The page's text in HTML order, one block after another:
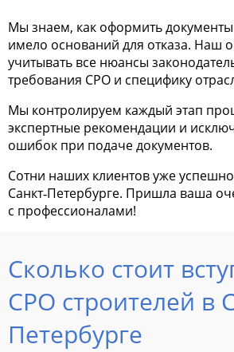
Мы знаем, как оформить
имело оснований для отказа. Наш
учитывать все нюансы
требования СРО и специфику
Мы контролируем каждый этап
экспертные рекомендации и
ошибок при подаче документов.
Сотни наших клиентов уже
Санкт‑Петербурге. Пришла ваша
с профессионалами!
Сколько стоит
СРО строителей в
Петербурге